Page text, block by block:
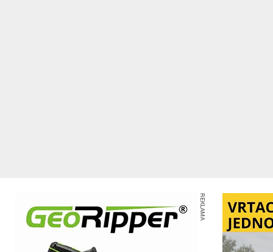
REKLAMA